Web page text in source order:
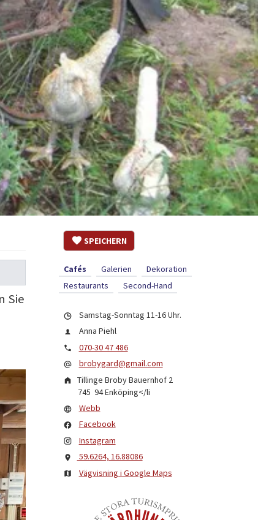
Sie
SPEICHERN
Cafés Galerien
Dekoration
Restaurants
Second-Hand
Samstag-Sonntag 11-16 Uhr.
Anna Piehl
070-30 47 486
brobygard@gmail.com
Tillinge Broby Bauernhof 2
745 94Enköping</li
Webb
Facebook
Instagram
59.6264, 16.88086
Vägvisning i Google Maps